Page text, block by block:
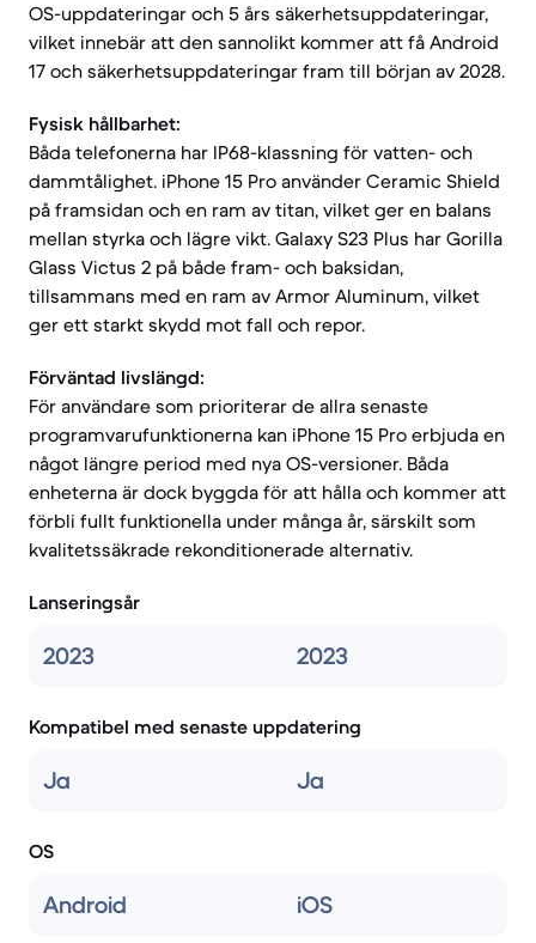
OS-uppdateringar och 5 års säkerhetsuppdateringar,
vilket innebär att den sannolikt kommer att få Android
17 och säkerhetsuppdateringar fram till början av 2028.
Fysisk hållbarhet:
Båda telefonerna har IP68-klassning för vatten- och
dammtålighet. iPhone 15 Pro använder Ceramic Shield
på framsidan och en ram av titan, vilket ger en balans
mellan styrka och lägre vikt. Galaxy S23 Plus har Gorilla
Glass Victus 2 på både fram- och baksidan,
tillsammans med en ram av Armor Aluminum, vilket
ger ett starkt skydd mot fall och repor.
Förväntad livslängd:
För användare som prioriterar de allra senaste
programvarufunktionerna kan iPhone 15 Pro erbjuda en
något längre period med nya OS-versioner. Båda
enheterna är dock byggda för att hålla och kommer att
förbli fullt funktionella under många år, särskilt som
kvalitetssäkrade rekonditionerade alternativ.
Lanseringsår
2023 2023
Kompatibel med senaste uppdatering
Ja Ja
OS
Android iOS